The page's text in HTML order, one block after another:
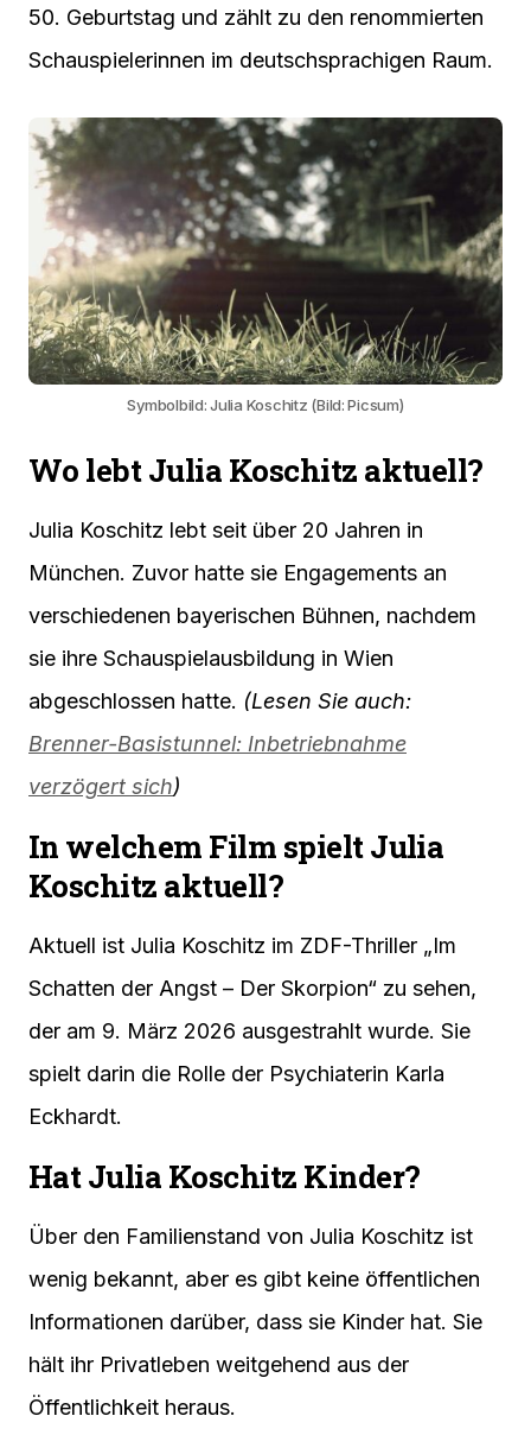
50. Geburtstag und zählt zu den renommierten
Schauspielerinnen im deutschsprachigen Raum.
Symbolbild: Julia Koschitz (Bild: Picsum)
Wo lebt Julia Koschitz aktuell?
Julia Koschitz lebt seit über 20 Jahren in
München. Zuvor hatte sie Engagements an
verschiedenen bayerischen Bühnen, nachdem
sie ihre Schauspielausbildung in Wien
abgeschlossen hatte. (Lesen Sie auch:
Brenner-Basistunnel: Inbetriebnahme
verzögert sich)
In welchem Film spielt Julia
Koschitz aktuell?
Aktuell ist Julia Koschitz im ZDF-Thriller „Im
Schatten der Angst – Der Skorpion“ zu sehen,
der am 9. März 2026 ausgestrahlt wurde. Sie
spielt darin die Rolle der Psychiaterin Karla
Eckhardt.
Hat Julia Koschitz Kinder?
Über den Familienstand von Julia Koschitz ist
wenig bekannt, aber es gibt keine öffentlichen
Informationen darüber, dass sie Kinder hat. Sie
hält ihr Privatleben weitgehend aus der
Öffentlichkeit heraus.